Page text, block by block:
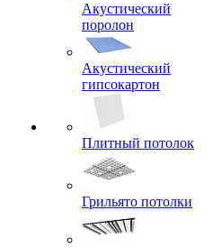
Акустический
поролон
Акустический
гипсокартон
Плитный потолок
Грильято потолки